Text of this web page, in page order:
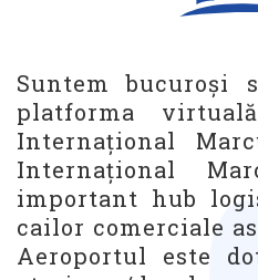
Suntem bucuroși
platforma
Internațional
Internațional
important hub
cailor comerciale
Aeroportul este